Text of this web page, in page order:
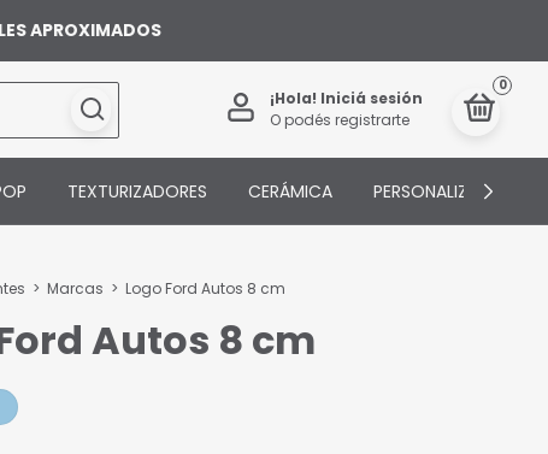
APROXIMADOS
¡Hola! Iniciá sesión
O podés registrarte
0
TEXTURIZADORES CERÁMICA PERSONALIZADOS
> Marcas > Logo Ford Autos 8 cm
Autos 8 cm